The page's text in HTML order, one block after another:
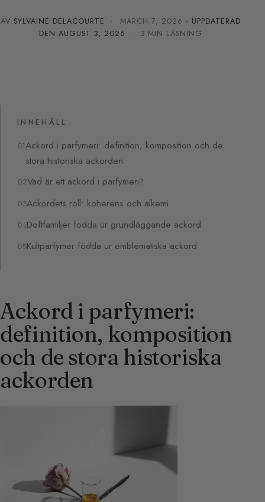
AV SYLVAINE DELACOURTE · MARCH 7, 2026 · UPPDATERAD
DENAUGUST 3, 2026 · 3 MIN LÄSNING
INNEHÅLL
Ackord i parfymeri: definition, komposition och de
stora historiska ackorden
Vad är ett ackord i parfymeri?
Ackordets roll: koherens och alkemi
Doftfamiljer födda ur grundläggande ackord
Kultparfymer födda ur emblematiska ackord
Ackord i parfymeri:
definition, komposition
och de stora historiska
ackorden